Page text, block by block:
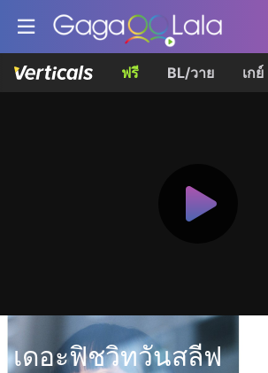
ฟรี BL/วาย เกย์
เดอะฟิชวิทวันสลีฟ